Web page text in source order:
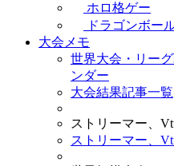
ホロ格ゲー
ドラゴンボー
大会メモ
世界大会・リー
ンダー
大会結果記事一覧
ストリーマー、
ストリーマー、